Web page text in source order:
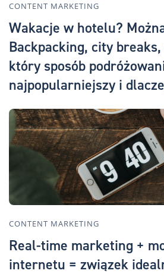
CONTENT MARKETING
Wakacje w hotelu?
Backpacking, city
który sposób
najpopularniejszy i
CONTENT MARKETING
Real-time marketing +
internetu = związek